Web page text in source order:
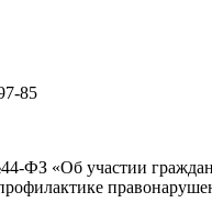
85
ФЗ «Об участии